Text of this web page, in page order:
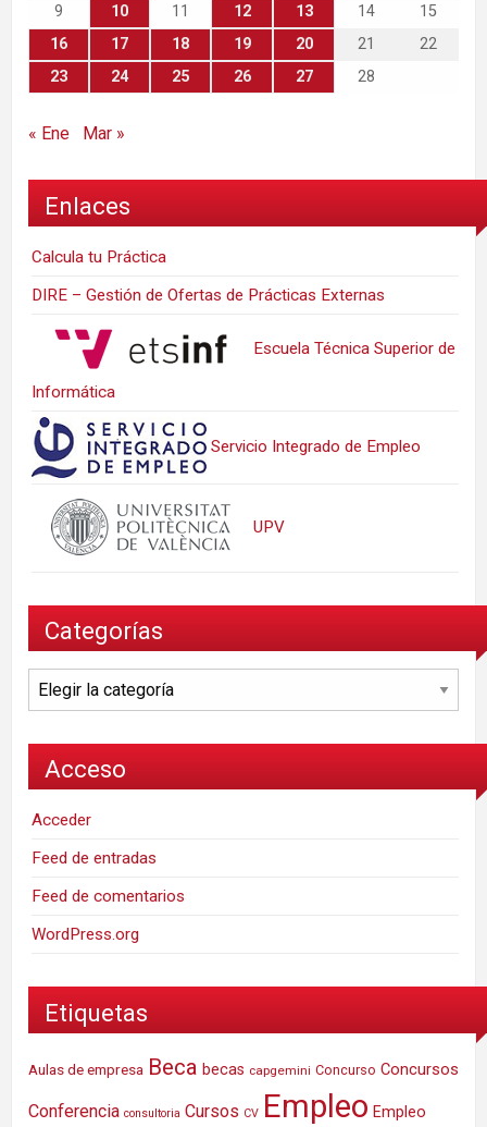
9
10 11 12 13 14
15
16
17 18 19 20 21
22
23
24 25 26 27 28
« Ene Mar »
Enlaces
Calcula tu Práctica
DIRE – Gestión de Ofertas de Prácticas Externas
Escuela Técnica Superior de
Informática
Servicio Integrado de Empleo
UPV
Categorías
Categorías
Acceso
Acceder
Feed de entradas
Feed de comentarios
WordPress.org
Etiquetas
Aulas de empresa Beca becas capgemini Concurso Concursos
Conferencia consultoria Cursos CV Empleo Empleo